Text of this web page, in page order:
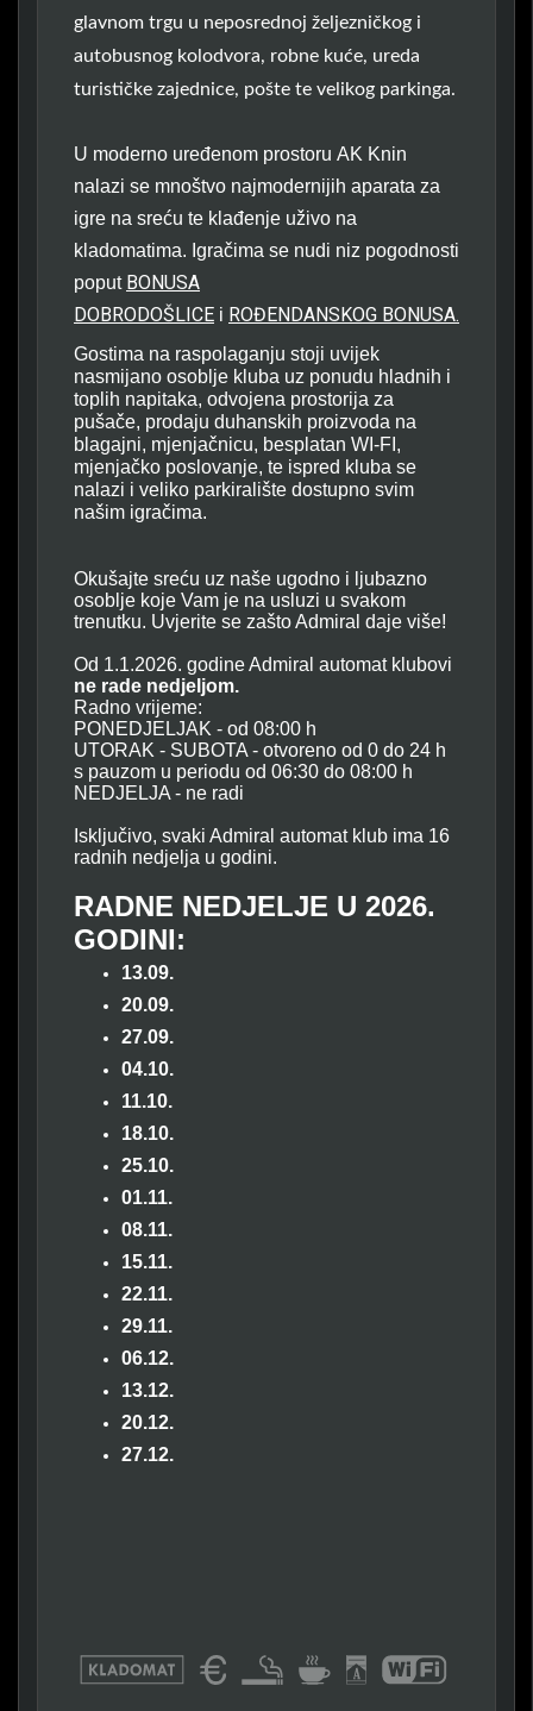
glavnom trgu u neposrednoj željezničkog i
autobusnog kolodvora, robne kuće, ureda
turističke zajednice, pošte te velikog parkinga.
U moderno uređenom prostoru AK Knin
nalazi se mnoštvo najmodernijih aparata za
igre na sreću te klađenje uživo na
kladomatima. Igračima se nudi niz pogodnosti
poput BONUSA
DOBRODOŠLICE i ROĐENDANSKOG BONUSA.
Gostima na raspolaganju stoji uvijek
nasmijano osoblje kluba uz ponudu hladnih i
toplih napitaka, odvojena prostorija za
pušače, prodaju duhanskih proizvoda na
blagajni, mjenjačnicu, besplatan WI-FI,
mjenjačko poslovanje, te ispred kluba se
nalazi i veliko parkiralište dostupno svim
našim igračima.
Okušajte sreću uz naše ugodno i ljubazno
osoblje koje Vam je na usluzi u svakom
trenutku. Uvjerite se zašto Admiral daje više!
Od 1.1.2026. godine Admiral automat klubovi
ne rade nedjeljom.
Radno vrijeme:
PONEDJELJAK - od 08:00 h
UTORAK - SUBOTA - otvoreno od 0 do 24 h
s pauzom u periodu od 06:30 do 08:00 h
NEDJELJA - ne radi
Isključivo, svaki Admiral automat klub ima 16
radnih nedjelja u godini.
RADNE NEDJELJE U 2026.
GODINI:
13.09.
20.09.
27.09.
04.10.
11.10.
18.10.
25.10.
01.11.
08.11.
15.11.
22.11.
29.11.
06.12.
13.12.
20.12.
27.12.